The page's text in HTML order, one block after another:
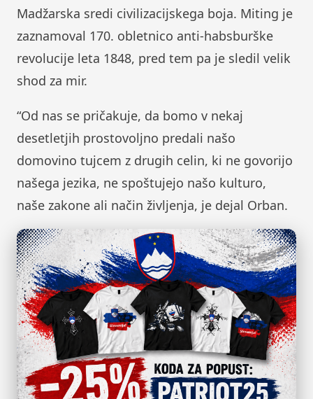
Madžarska sredi civilizacijskega boja. Miting je
zaznamoval 170. obletnico anti-habsburške
revolucije leta 1848, pred tem pa je sledil velik
shod za mir.
“Od nas se pričakuje, da bomo v nekaj
desetletjih prostovoljno predali našo
domovino tujcem z drugih celin, ki ne govorijo
našega jezika, ne spoštujejo našo kulturo,
naše zakone ali način življenja, je dejal Orban.